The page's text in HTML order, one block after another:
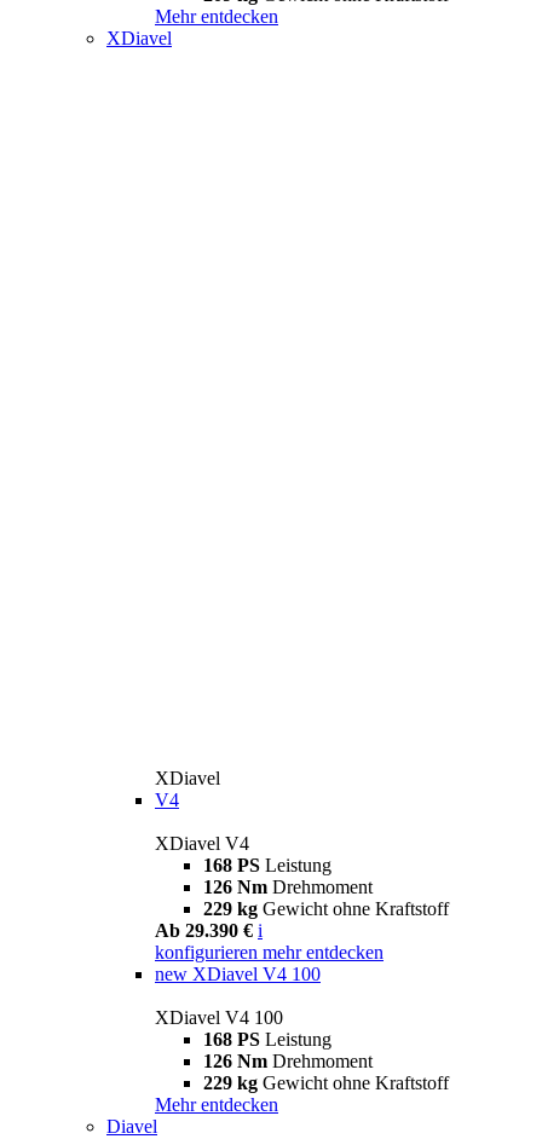
Mehr entdecken
XDiavel
XDiavel
V4
XDiavel V4
168 PS Leistung
126 Nm Drehmoment
229 kg Gewicht ohne Kraftstoff
Ab 29.390 € i
konfigurieren mehr entdecken
new XDiavel V4 100
XDiavel V4 100
168 PS Leistung
126 Nm Drehmoment
229 kg Gewicht ohne Kraftstoff
Mehr entdecken
Diavel